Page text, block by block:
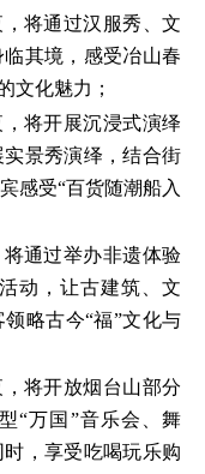
将通过汉服秀、文
其境，感受冶山春
文化魅力；
将开展沉浸式演绎
景秀演绎，结合街
感受“百货随潮船入
通过举办非遗体验
动，让古建筑、文
略古今“福”文化与
将开放烟台山部分
“万国”音乐会、舞
，享受吃喝玩乐购